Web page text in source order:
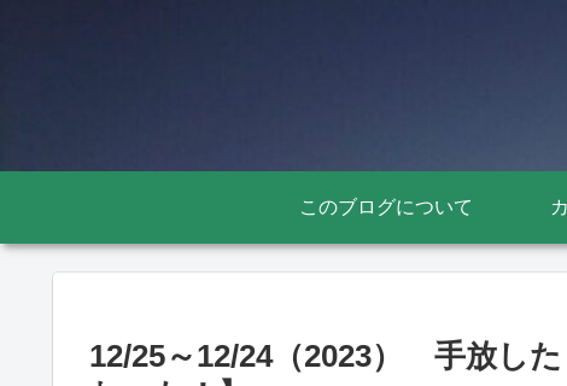
このブログについて
12/25～12/24（2023） 手放し